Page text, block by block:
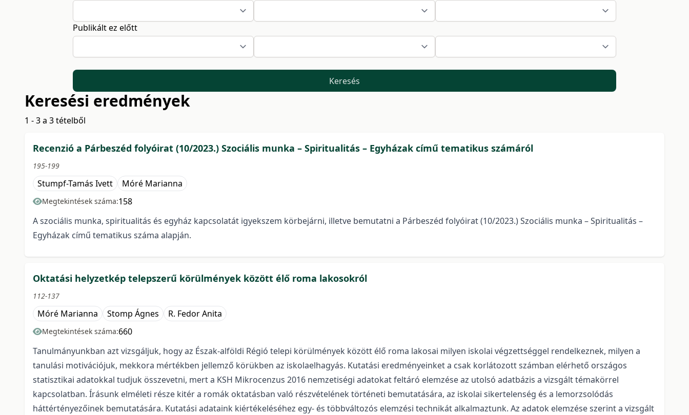
Publikált ez előtt
Keresés
Keresési eredmények
1 - 3 a 3 tételből
Recenzió a Párbeszéd folyóirat (10/2023.) Szociális munka – Spiritualitás – Egyházak című tematikus számáról
195-199
Stumpf-Tamás Ivett Móré Marianna
Megtekintések száma:158
A szociális munka, spiritualitás és egyház kapcsolatát igyekszem körbejárni, illetve bemutatni a Párbeszéd folyóirat (10/2023.) Szociális munka – Spiritualitás –
Egyházak című tematikus száma alapján.
Oktatási helyzetkép telepszerű körülmények között élő roma lakosokról
112-137
Móré Marianna Stomp Ágnes R. Fedor Anita
Megtekintések száma:660
Tanulmányunkban azt vizsgáljuk, hogy az Észak-alföldi Régió telepi körülmények között élő roma lakosai milyen iskolai végzettséggel rendelkeznek, milyen a
tanulási motivációjuk, mekkora mértékben jellemző körükben az iskolaelhagyás. Kutatási eredményeinket a csak korlátozott számban elérhető országos
statisztikai adatokkal tudjuk összevetni, mert a KSH Mikrocenzus 2016 nemzetiségi adatokat feltáró elemzése az utolsó adatbázis a vizsgált témakörrel
kapcsolatban. Írásunk elméleti része kitér a romák oktatásban való részvételének történeti bemutatására, az iskolai sikertelenség és a lemorzsolódás
háttértényezőinek bemutatására. Kutatási adataink kiértékeléséhez egy- és többváltozós elemzési technikát alkalmaztunk. Az adatok elemzése szerint a vizsgált